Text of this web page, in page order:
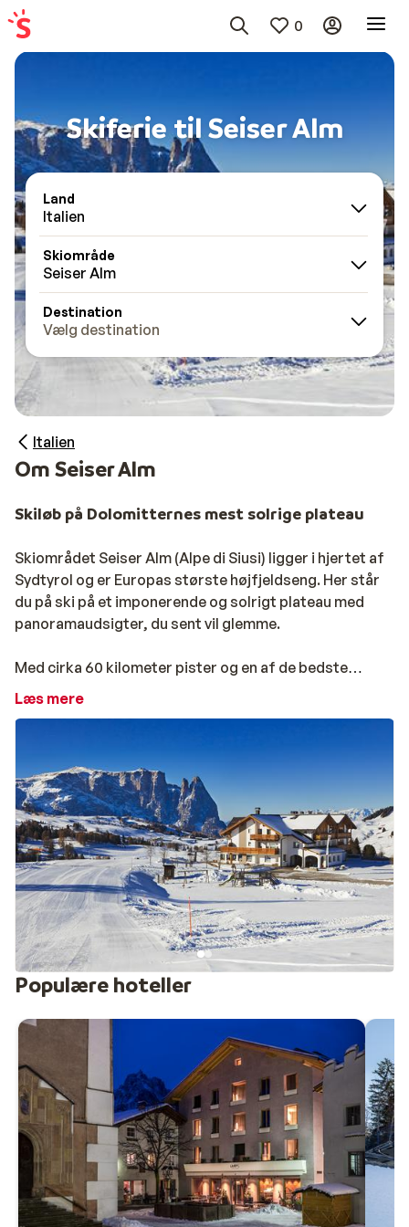
0
Skiferie til Seiser Alm
Land
Italien
Skiområde
Seiser Alm
Destination
Vælg destination
Italien
Om Seiser Alm
Skiløb på Dolomitternes mest solrige plateau
Skiområdet Seiser Alm (Alpe di Siusi) ligger i hjertet af
Sydtyrol og er Europas største højfjeldseng. Her står
du på ski på et imponerende og solrigt plateau med
panoramaudsigter, du sent vil glemme.
Med cirka 60 kilometer pister og en af de bedste
snowparks i Sydtyrol er området særligt velegnet til
til at stå afslappet på ski og nyde hvert sving.
Leder du efter mere variation eller længere ture? Så
ligger Val Gardena lige i nærheden. Fra Seiser Alm kan
du nemt fortsætte til dette større skiområde og endda
prøve den berømte Sella Ronda. Den hurtigste
forbindelse går via en betalingsbus fra Saltria til Monte
Pana. Sammen tilbyder Seiser Alm og Val Gardena hele
181 kilometer pister – ideelt til lange og alsidige skidage.
Seiser Alm nås fra Seis am Schlern på cirka 15 minutter
med gondol. Når du er oppe, kan du ikke kun nyde de
gode pister, men også en helt fantastisk udsigt over
Dolomitterne. Området er desuden en del af Dolomiti
Superski, som giver adgang til et af verdens største
skiområder og endnu flere muligheder på ski.
Der er også masser at opleve uden for pisterne. Med
omkring 80 kilometer langrendsløjper og 60 kilometer
vintervandreruter er der noget for enhver vinterelsker.
Tag ud i naturen med snesko eller prøv en romantisk tur
i hesteslæde – en afslappet måde at opleve det unikke
Læs mere
Populære hoteller